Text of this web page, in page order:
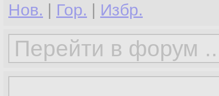
Нов. | Гор. | Избр.